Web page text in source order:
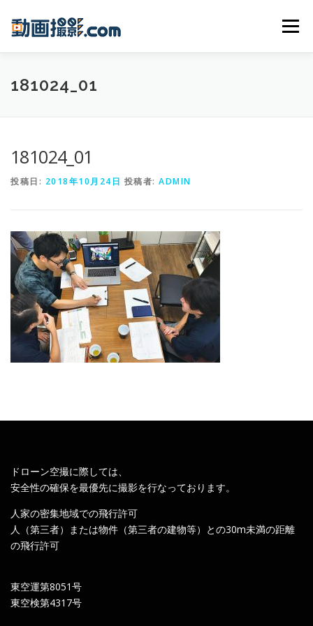
メニュー
HOME WORKS
181024_01
181024_01
投稿日: 2018年10月24日 投稿者: ADMIN
ドローン空撮に際しては、
安全性の確保を最優先に撮影を行なっております。
人家の密集地域での飛行許可
人（第三者）または物件（第三者の建物等）との30m未満の距離
の飛行許可
東空運第8051号
東空検第4317号